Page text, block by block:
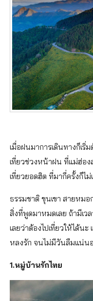
เมื่อฝนมาการเดินทางก็เ
เที่ยวช่วงหน้าฝน ที่แม่ฮ่อ
เที่ยวยอดฮิต ที่มากี่ครั้งก็ไม่
ธรรมชาติ ขุนเขา สายหม
สิ่งที่พูดมาหมดเลย ถ้ามีเว
เลยว่าต้องไปเที่ยวให้ได้น
หลงรัก จนไม่มีวันลืมแน่น
1.หมู่บ้านรักไทย